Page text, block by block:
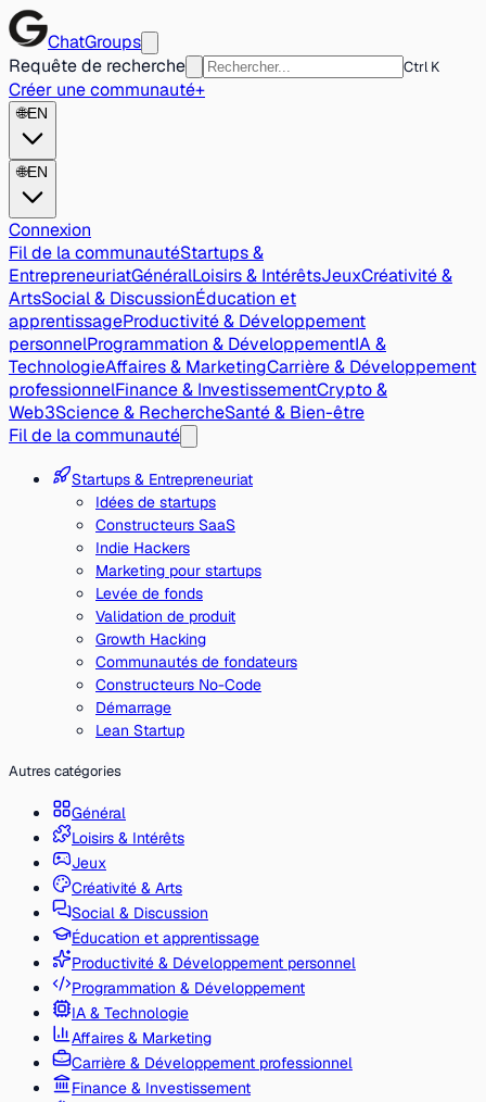
ChatGroups
Requête de recherche
Ctrl K
Créer une communauté+
🌐EN
🌐EN
Connexion
Fil de la communautéStartups &
EntrepreneuriatGénéralLoisirs & IntérêtsJeuxCréativité &
ArtsSocial & DiscussionÉducation et
apprentissageProductivité & Développement
personnelProgrammation & DéveloppementIA &
TechnologieAffaires & MarketingCarrière & Développement
professionnelFinance & InvestissementCrypto &
Web3Science & RechercheSanté & Bien-être
Fil de la communauté
Startups & Entrepreneuriat
Idées de startups
Constructeurs SaaS
Indie Hackers
Marketing pour startups
Levée de fonds
Validation de produit
Growth Hacking
Communautés de fondateurs
Constructeurs No-Code
Démarrage
Lean Startup
Autres catégories
Général
Loisirs & Intérêts
Jeux
Créativité & Arts
Social & Discussion
Éducation et apprentissage
Productivité & Développement personnel
Programmation & Développement
IA & Technologie
Affaires & Marketing
Carrière & Développement professionnel
Finance & Investissement